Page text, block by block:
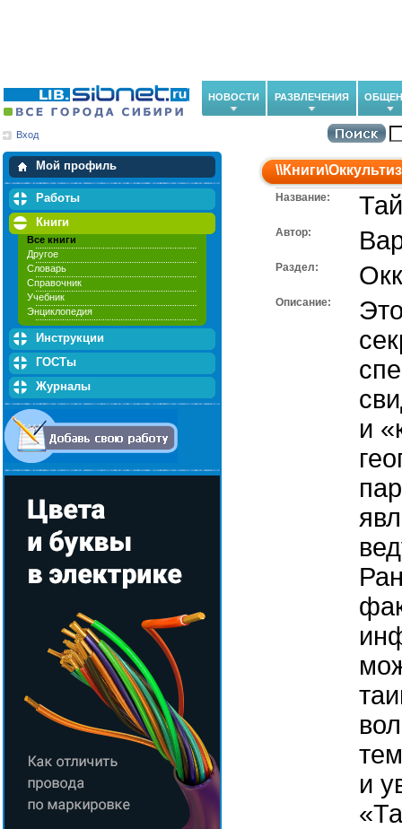
НОВОСТИ РАЗВЛЕЧЕНИЯ
Вход
Мой профиль
Мои закладки
Работы
Книги
Все книги
Другое
Словарь
Справочник
Учебник
Энциклопедия
Инструкции
ГОСТы
Журналы
\\Книги\
Название:
Автор:
Раздел:
Описание:
и
и